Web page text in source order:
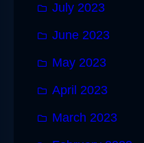
July 2023
June 2023
May 2023
April 2023
March 2023